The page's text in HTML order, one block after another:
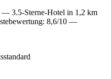
— 3.5-Sterne-Hotel in 1,2 km
8,6/10 —